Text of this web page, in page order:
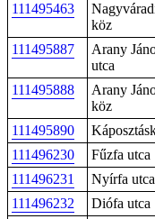
111495463
köz
111495887
Arany
utca
111495888
Arany
köz
111495890
111496230
Fűzfa utca
111496231
Nyírfa utca
111496232
Diófa utca